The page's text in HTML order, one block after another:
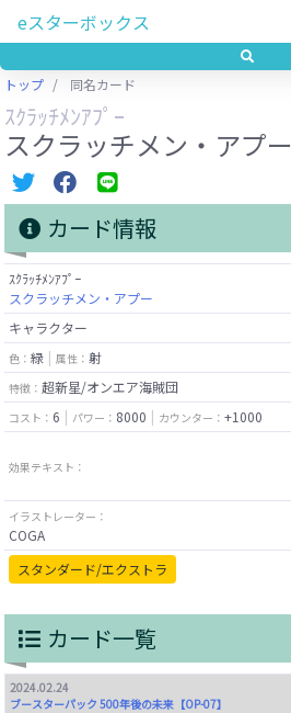
eスターボックス
トップ 同名カード
ｽｸﾗｯﾁﾒﾝｱﾌﾟｰ
スクラッチメン・アプー
カード情報
ｽｸﾗｯﾁﾒﾝｱﾌﾟｰ
スクラッチメン・アプー
キャラクター
色： 緑 属性： 射
特徴： 超新星/オンエア海賊団
コスト： 6 パワー： 8000 カウンター： +1000
効果テキスト：
イラストレーター：
COGA
スタンダード/エクストラ
カード一覧
2024.02.24
ブースターパック 500年後の未来【OP-07】